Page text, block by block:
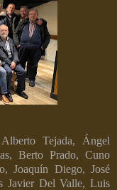
Tejada, Ángel
Berto Prado, Cuno
Joaquín Diego, José
Javier Del Valle, Luis